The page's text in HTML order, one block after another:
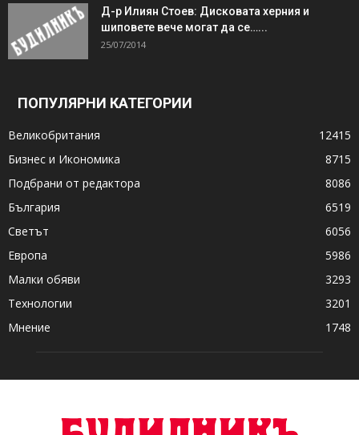
Д-р Илиян Стоев: Дисковата херния и
шиповете вече могат да се…...
25/07/2014
ПОПУЛЯРНИ КАТЕГОРИИ
Великобритания
12415
Бизнес и Икономика
8715
Подбрани от редактора
8086
България
6519
Светът
6056
Европа
5986
Малки обяви
3293
Технологии
3201
Мнение
1748